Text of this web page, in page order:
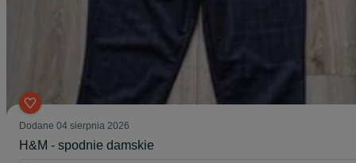
Dodane 04 sierpnia 2026
H&M - spodnie damskie